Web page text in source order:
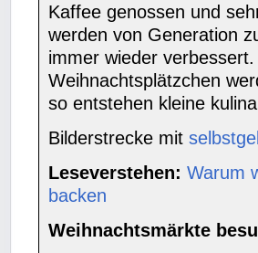
Kaffee genossen und
werden von Generation
immer wieder
Weihnachtsplätzchen
so entstehen kleine
Bilderstrecke mit
Leseverstehen: Warum
backen
Weihnachtsmärkte